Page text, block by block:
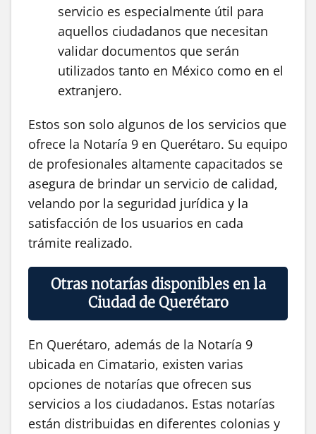
servicio es especialmente útil para
aquellos ciudadanos que necesitan
validar documentos que serán
utilizados tanto en México como en el
extranjero.
Estos son solo algunos de los servicios que
ofrece la Notaría 9 en Querétaro. Su equipo
de profesionales altamente capacitados se
asegura de brindar un servicio de calidad,
velando por la seguridad jurídica y la
satisfacción de los usuarios en cada
trámite realizado.
Otras notarías disponibles en la
Ciudad de Querétaro
En Querétaro, además de la Notaría 9
ubicada en Cimatario, existen varias
opciones de notarías que ofrecen sus
servicios a los ciudadanos. Estas notarías
están distribuidas en diferentes colonias y